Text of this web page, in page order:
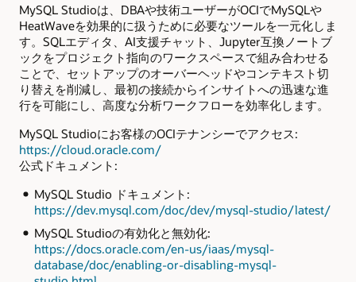
MySQL Studioは、DBAや技術ユーザーがOCIでMySQLや
HeatWaveを効果的に扱うために必要なツールを一元化しま
す。SQLエディタ、AI支援チャット、Jupyter互換ノートブ
ックをプロジェクト指向のワークスペースで組み合わせる
ことで、セットアップのオーバーヘッドやコンテキスト切
り替えを削減し、最初の接続からインサイトへの迅速な進
行を可能にし、高度な分析ワークフローを効率化します。
MySQL Studioにお客様のOCIテナンシーでアクセス:
https://cloud.oracle.com/
公式ドキュメント:
MySQL Studio ドキュメント:
https://dev.mysql.com/doc/dev/mysql-studio/latest/
MySQL Studioの有効化と無効化:
https://docs.oracle.com/en-us/iaas/mysql-
database/doc/enabling-or-disabling-mysql-